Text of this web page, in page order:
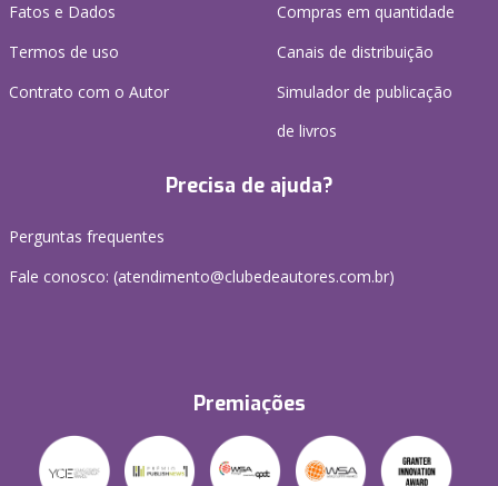
Fatos e Dados
Termos de uso
Contrato com o Autor
Compras em quantidade
Canais de distribuição
Simulador de publicação
de livros
Precisa de ajuda?
Perguntas frequentes
Fale conosco: (atendimento@clubedeautores.com.br)
Premiações